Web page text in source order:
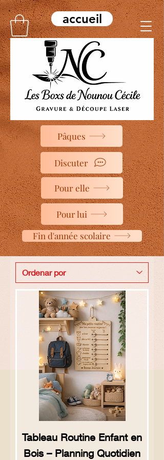
Fin d'année scolaire
Pour elle
Pour lui
Discuter
accueil
Pâques
Tableau Routine Enfant en
Bois – Planning Quotidien